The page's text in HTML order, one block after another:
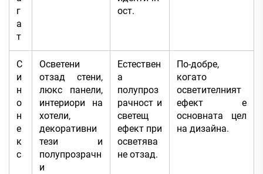
г
а
т
ост.
С
и
н
о
н
е
к
с
Осветени
отзад стени,
люкс панели,
интериори на
хотели,
декоративни
тези и
полупрозрачн
и
Естествен
а
полупроз
рачност и
светещ
ефект при
осветява
не отзад.
По-добре,
когато
осветителният
ефект е
основната цел
на дизайна.